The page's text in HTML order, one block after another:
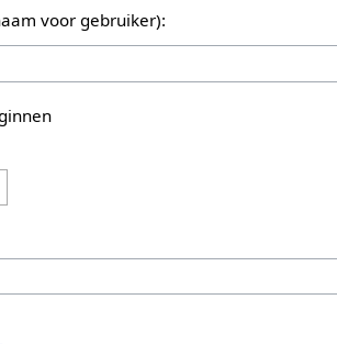
voor gebruiker):